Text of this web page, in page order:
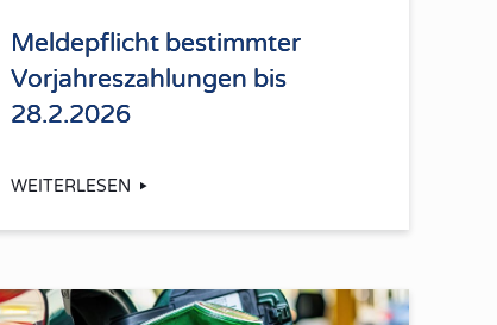
Meldepflicht bestimmter
Vorjahreszahlungen bis
28.2.2026
WEITERLESEN